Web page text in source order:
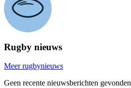
Rugby nieuws
Meer rugbynieuws
Geen recente nieuwsberichten gevonden